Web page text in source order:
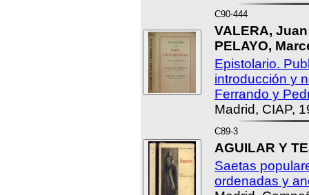
C90-444
VALERA,
PELAYO,
Epistolario.
introducción y
Ferrando y
Madrid, CIAP,
C89-3
AGUILAR Y
Saetas
ordenadas y